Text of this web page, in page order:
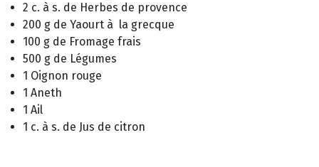
2 c. à s. de Herbes de provence
200 g de Yaourt à la grecque
100 g de Fromage frais
500 g de Légumes
1 Oignon rouge
1 Aneth
1 Ail
1 c. à s. de Jus de citron